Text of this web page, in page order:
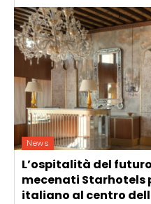
News
L’ospitalità del
mecenati
italiano al centro